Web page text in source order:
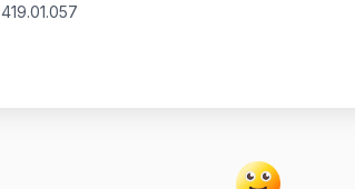
419.01.057